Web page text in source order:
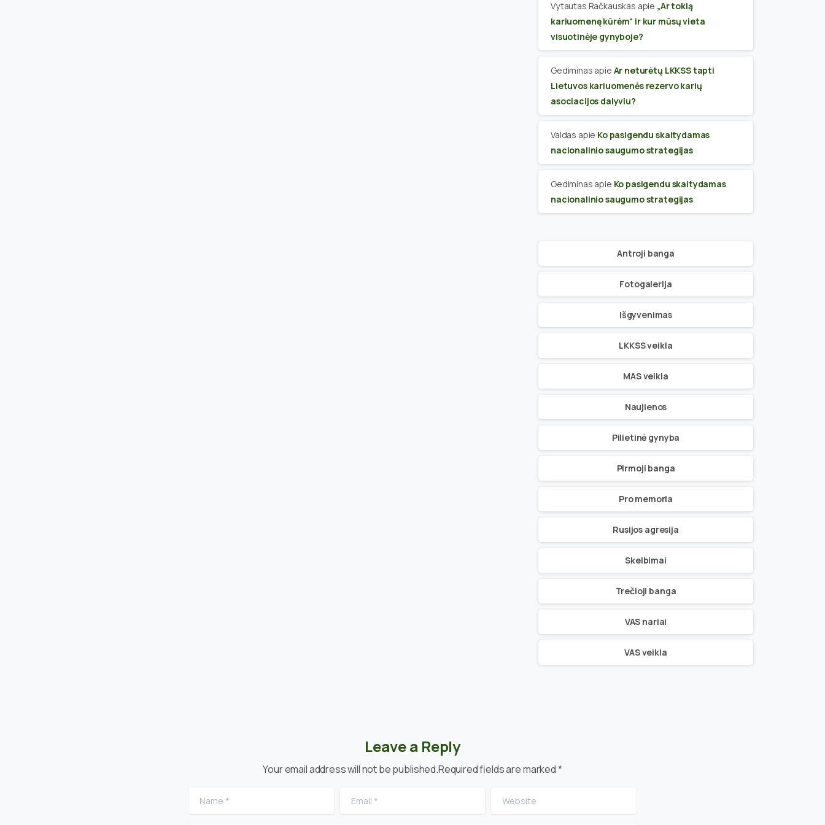
Vytautas Račkauskas apie „Ar tokią
kariuomenę kūrėm“ ir kur mūsų vieta
visuotinėje gynyboje?
Gediminas apie Ar neturėtų LKKSS tapti
Lietuvos kariuomenės rezervo karių
asociacijos dalyviu?
Valdas apie Ko pasigendu skaitydamas
nacionalinio saugumo strategijas
Gediminas apie Ko pasigendu skaitydamas
nacionalinio saugumo strategijas
Antroji banga
Fotogalerija
Išgyvenimas
LKKSS veikla
MAS veikla
Naujienos
Pilietinė gynyba
Pirmoji banga
Pro memoria
Rusijos agresija
Skelbimai
Trečioji banga
VAS nariai
VAS veikla
Leave a Reply
Your email address will not be published.Required fields are marked *
Name
Email Website